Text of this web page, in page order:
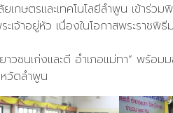
ษตรและเทคโนโลยีลำพูน เข้าร่ว
เจ้าอยู่หัว เนื่องในโอกาสพระราช
ชนเก่งและดี อำเภอแม่ทา” พร้อม
หวัดลำพูน